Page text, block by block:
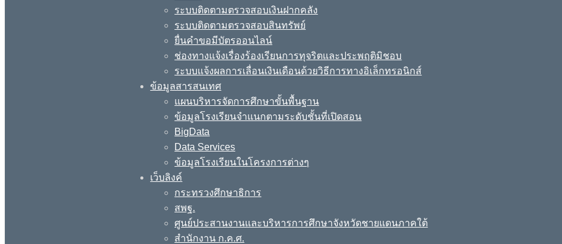
ระบบติดตามตรวจสอบเงินฝากคลัง
ระบบติดตามตรวจสอบสินทรัพย์
ยื่นคำขอมีบัตรออนไลน์
ช่องทางแจ้งเรื่องร้องเรียนการทุจริตและประพฤติมิชอบ
ระบบแจ้งผลการเลื่อนเงินเดือนด้วยวิธีการทางอิเล็กทรอนิกส์
ข้อมูลสารสนเทศ
แผนบริหารจัดการศึกษาขั้นพื้นฐาน
ข้อมูลโรงเรียนจำแนกตามระดับชั้นที่เปิดสอน
BigData
Data Services
ข้อมูลโรงเรียนในโครงการต่างๆ
เว็บลิงค์
กระทรวงศึกษาธิการ
สพฐ.
ศูนย์ประสานงานและบริหารการศึกษาจังหวัดชายแดนภาคใต้
สำนักงาน ก.ค.ศ.